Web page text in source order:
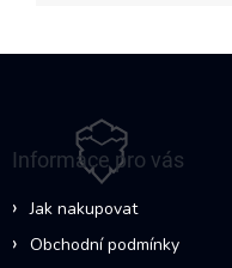
Informace pro vás
Jak nakupovat
Obchodní podmínky